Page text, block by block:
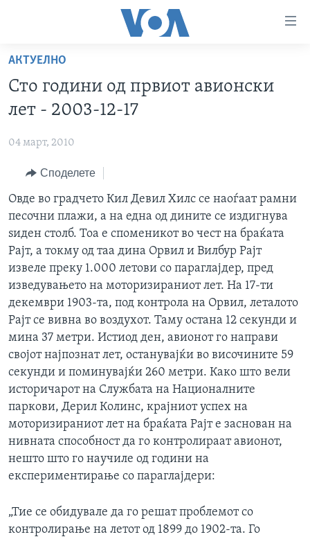
пристапност
Премини
на
главната
Премини
за
навигација
Пребарувај
РУБРИКИ
МАКЕДОНИЈА
СВЕТ
ЕКОНОМИЈА
ЗДРАВЈЕ
НАУКА
УМЕТНОСТ И ЗАБАВА
ИНТЕРВЈУА
ДОКУМЕНТАРЦИ
АРХИВИРАНА ПРОГРАМА
NEWSFLASH - АРХИВА
ВЕСТИ ОД САД ВО МИНУТА - АРХИВА
ИЗБОРИ ВО САД 2020 - АРХИВА
ЗА НАС
Learning English
НАКУСО...
Јазици
АКТУЕЛНО
Сто години од првиот авионски
лет - 2003-12-17
04 март, 2010
Споделете
Овде во градчето Кил Девил Хилс се наоѓаат рамни
песочни плажи, а на една од дините се издигнува
ѕиден столб. Тоа е споменикот во чест на браќата
Рајт, а токму од таа дина Орвил и Вилбур Рајт
извеле преку 1.000 летови со параглајдер, пред
изведувањето на моторизираниот лет. На 17-ти
декември 1903-та, под контрола на Орвил, леталото
Рајт се вивна во воздухот. Таму остана 12 секунди и
мина 37 метри. Истиод ден, авионот го направи
својот најпознат лет, останувајќи во височините 59
секунди и поминувајќи 260 метри. Како што вели
историчарот на Службата на Националните
паркови, Дерил Колинс, крајниот успех на
моторизираниот лет на браќата Рајт е заснован на
нивната способност да го контролираат авионот,
нешто што го научиле од години на
експериментирање со параглајдери:
„Тие се обидувале да го решат проблемот со
контролирање на летот од 1899 до 1902-та. Го